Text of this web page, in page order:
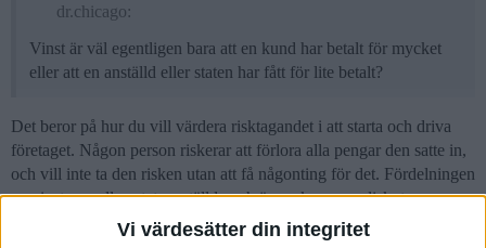
Vi värdesätter din integritet
dr.chicago:
Vinst är väl egentligen bara att en kund har betalt för mycket
eller att en anställd eller staten har fått för lite betalt?
Det beror på hur du vill värdera risktagandet i att starta och driva
företaget. Någon person riskerar att förlora alla pengar den satte in,
och vill inte ta den risken utan att få någonting för det. Fördelningen
av vinsten mellan stat, anställda och ägare kan man diskutera, men
en fördelning där ägare får noll känns fel och inte hållbart i längden.